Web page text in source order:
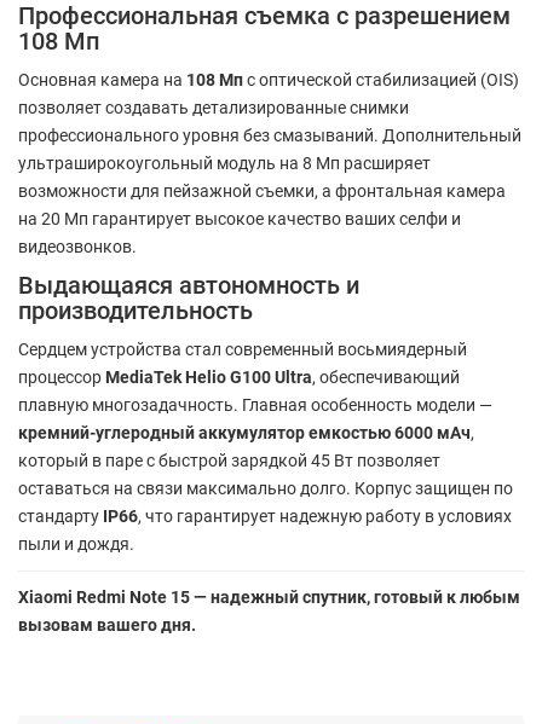
Профессиональная съемка с разрешением
108 Мп
Основная камера на 108 Мпс оптической стабилизацией (OIS)
позволяет создавать детализированные снимки
профессионального уровня без смазываний. Дополнительный
ультраширокоугольный модуль на 8 Мп расширяет
возможности для пейзажной съемки, а фронтальная камера
на 20 Мп гарантирует высокое качество ваших селфи и
видеозвонков.
Выдающаяся автономность и
производительность
Сердцем устройства стал современный восьмиядерный
процессор MediaTek Helio G100 Ultra, обеспечивающий
плавную многозадачность. Главная особенность модели —
кремний-углеродный аккумулятор емкостью 6000 мАч,
который в паре с быстрой зарядкой 45 Вт позволяет
оставаться на связи максимально долго. Корпус защищен по
стандарту IP66, что гарантирует надежную работу в условиях
пыли и дождя.
Xiaomi Redmi Note 15 — надежный спутник, готовый к любым
вызовам вашего дня.